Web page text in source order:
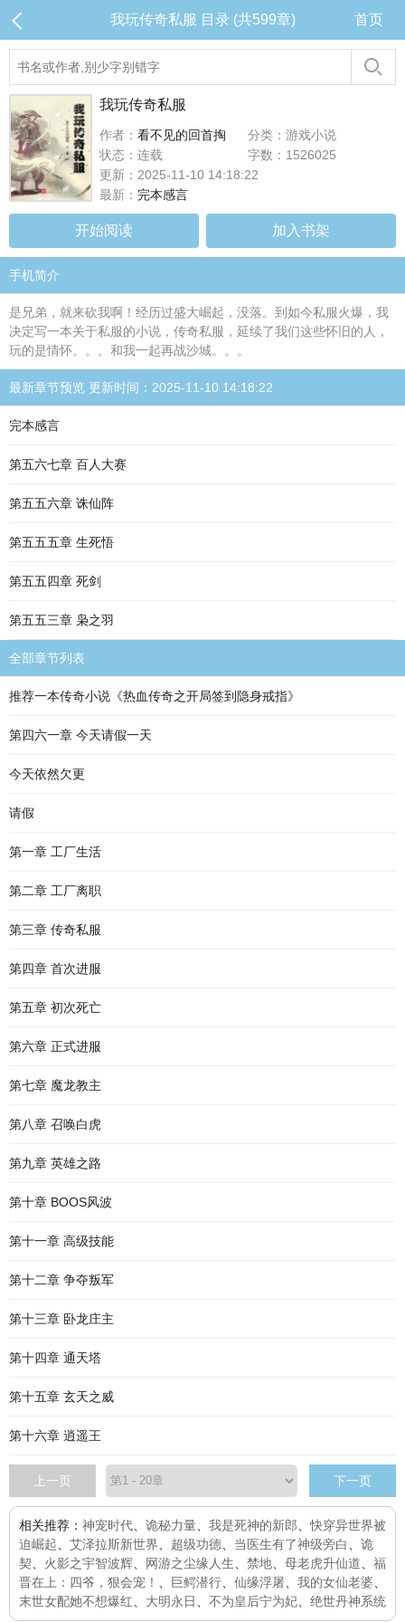
我玩传奇私服 目录 (共599章) 首页
我玩传奇私服
作者： 看不见的回首掏
分类：游戏小说
状态：连载
字数：1526025
更新：2025-11-10 14:18:22
最新： 完本感言
开始阅读 加入书架
手机简介
是兄弟，就来砍我啊！经历过盛大崛起，没落。到如今私服火爆，我
决定写一本关于私服的小说，传奇私服，延续了我们这些怀旧的人，
玩的是情怀。。。和我一起再战沙城。。。
最新章节预览 更新时间：2025-11-10 14:18:22
完本感言
第五六七章 百人大赛
第五五六章 诛仙阵
第五五五章 生死悟
第五五四章 死剑
第五五三章 枭之羽
全部章节列表
推荐一本传奇小说《热血传奇之开局签到隐身戒指》
第四六一章 今天请假一天
今天依然欠更
请假
第一章 工厂生活
第二章 工厂离职
第三章 传奇私服
第四章 首次进服
第五章 初次死亡
第六章 正式进服
第七章 魔龙教主
第八章 召唤白虎
第九章 英雄之路
第十章 BOOS风波
第十一章 高级技能
第十二章 争夺叛军
第十三章 卧龙庄主
第十四章 通天塔
第十五章 玄天之威
第十六章 逍遥王
上一页 下一页
相关推荐： 神宠时代 诡秘力量 我是死神的新郎 、快穿异世界被
迫崛起
艾泽拉斯新世界 超级功德 当医生有了神级旁白
诡
契
火影之宇智波辉 网游之尘缘人生 禁地 母老虎升仙道
福
晋在上：四爷，狠会宠！
巨鳄潜行 仙缘浮屠 我的女仙老婆
末世女配她不想爆红
大明永日 不为皇后宁为妃 绝世丹神系统